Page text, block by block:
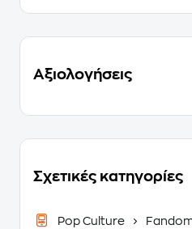
Αξιολογήσεις
Σχετικές κατηγορίες
Pop Culture